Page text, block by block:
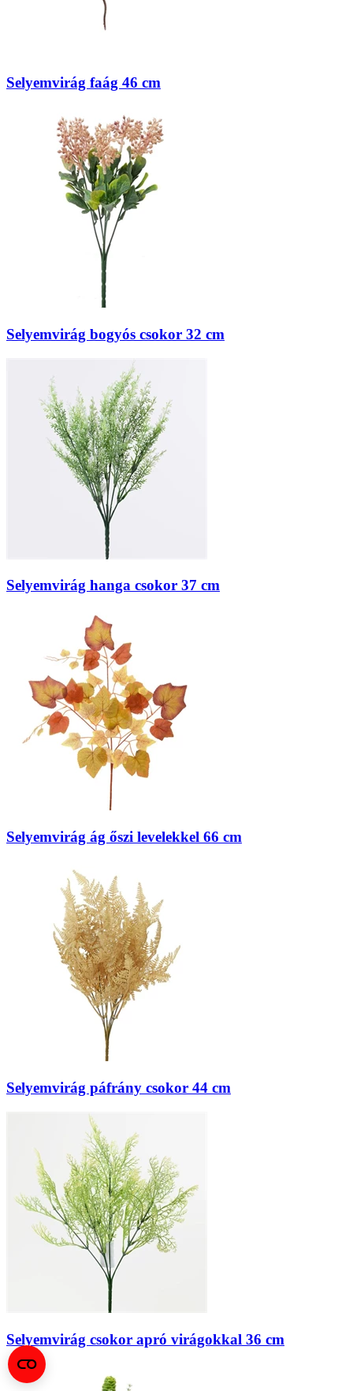
Selyemvirág faág 46 cm
Selyemvirág bogyós csokor 32 cm
Selyemvirág hanga csokor 37 cm
Selyemvirág ág őszi levelekkel 66 cm
Selyemvirág páfrány csokor 44 cm
Selyemvirág csokor apró virágokkal 36 cm